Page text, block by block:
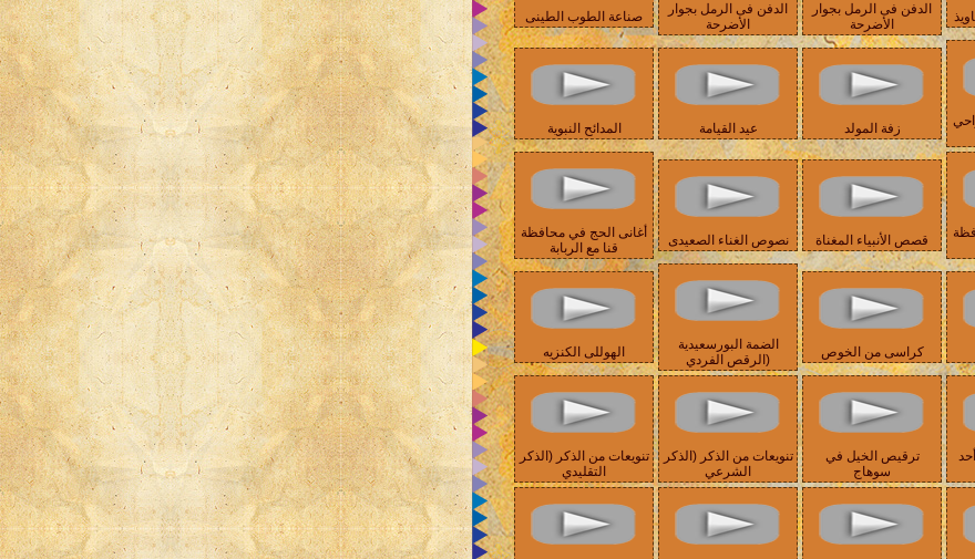
الدفن فى الرمل بجوار
الأضرحة
الدفن فى الرمل بجوار
الأضرحة
صناعة الطوب الطينى
زفة المولد عيد القيامة المدائح النبوية
قصص الأنبياء المغناة نصوص الغناء الصعيدى
أغانى الحج في محافظة
قنا مع الربابة
كراسى من الخوص
الضمة البورسعيدية
(الرقص الفردي
الهوللى الكنزيه
ترقيص الخيل في
سوهاج
تنويعات من الذكر (الذكر
الشرعي
تنويعات من الذكر (الذكر
التقليدي